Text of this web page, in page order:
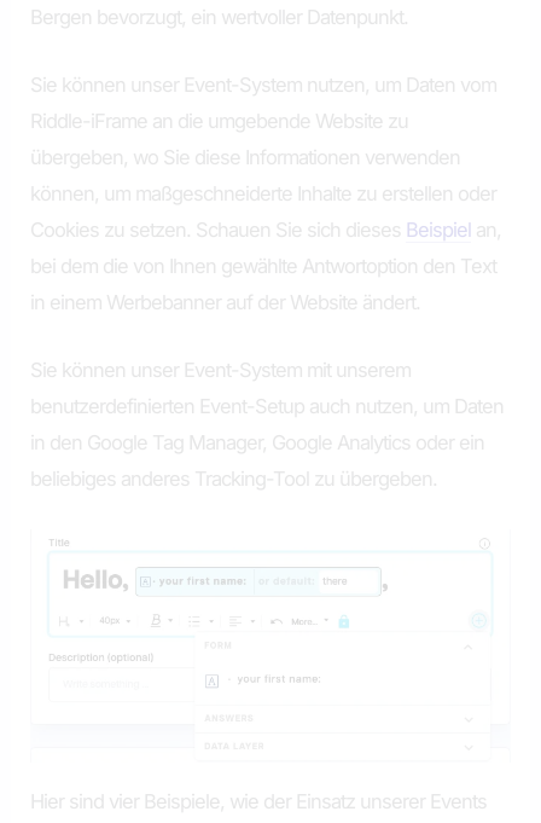
Bergen bevorzugt, ein wertvoller Datenpunkt.
Sie können unser Event-System nutzen, um Daten vom
Riddle-iFrame an die umgebende Website zu
übergeben, wo Sie diese Informationen verwenden
können, um maßgeschneiderte Inhalte zu erstellen oder
Cookies zu setzen. Schauen Sie sich dieses Beispiel an,
bei dem die von Ihnen gewählte Antwortoption den Text
in einem Werbebanner auf der Website ändert.
Sie können unser Event-System mit unserem
benutzerdefinierten Event-Setup auch nutzen, um Daten
in den Google Tag Manager, Google Analytics oder ein
beliebiges anderes Tracking-Tool zu übergeben.
Hier sind vier Beispiele, wie der Einsatz unserer Events